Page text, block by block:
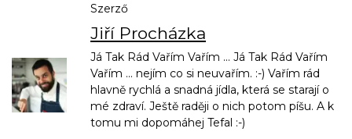
Szerző
Jiří Procházka
Já Tak Rád Vařím Vařím ... Já Tak Rád Vařím
Vařím ... nejím co si neuvařím. :-) Vařím rád
hlavně rychlá a snadná jídla, která se starají o
mé zdraví. Ještě raději o nich potom píšu. A k
tomu mi dopomáhej Tefal :-)